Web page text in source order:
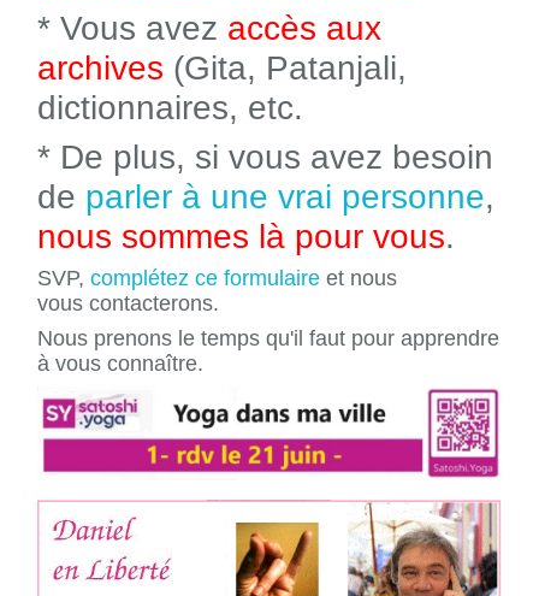
* Vous avez accès aux
archives (Gita, Patanjali,
dictionnaires, etc.
* De plus, si vous avez besoin
de parler à une vrai personne,
nous sommes là pour vous.
SVP, complétez ce formulaire et nous
vous contacterons.
Nous prenons le temps qu'il faut pour apprendre
à vous connaître.